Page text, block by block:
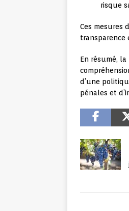
risque
Ces mesures
transparence
En résumé,
d’une
pénales et